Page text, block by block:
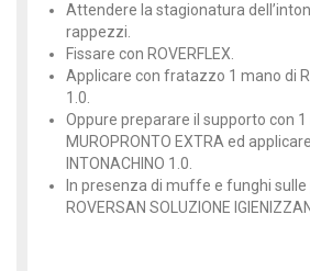
Attendere la stagionatura
rappezzi.
Fissare con ROVERFLEX.
Applicare con fratazzo 1 mano di
1.0.
Oppure preparare il supporto con 1
MUROPRONTO EXTRA ed
INTONACHINO 1.0.
In presenza di muffe e funghi
ROVERSAN SOLUZIONE